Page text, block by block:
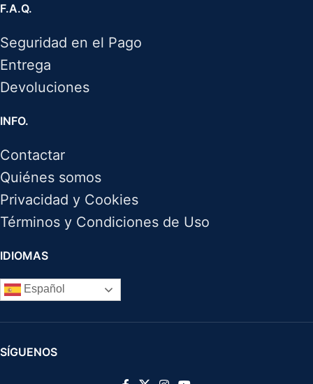
F.A.Q.
Seguridad en el Pago
Entrega
Devoluciones
INFO.
Contactar
Quiénes somos
Privacidad y Cookies
Términos y Condiciones de Uso
IDIOMAS
Español
SÍGUENOS